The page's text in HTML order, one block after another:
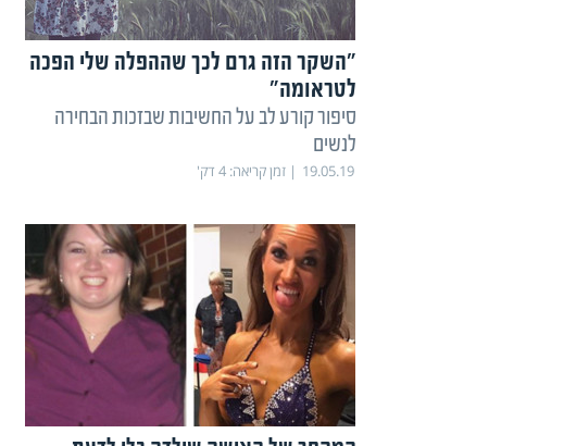
"השקר הזה גרם לכך שההפלה שלי הפכה
לטראומה"
סיפור קורע לב על החשיבות שבזכות הבחירה
לנשים
19.05.19 זמן קריאה:4 דק'